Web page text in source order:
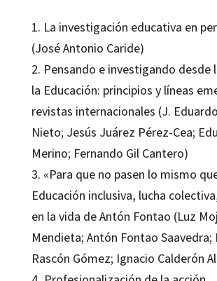
1. La investigación educativa en
(José Antonio Caride)
2. Pensando e investigando desde
la Educación: principios y líneas
revistas internacionales (J.
Nieto; Jesús Juárez Pérez-Cea;
Merino; Fernando Gil Cantero)
3. «Para que no pasen lo mismo
Educación inclusiva, lucha
en la vida de Antón Fontao (Luz
Mendieta; Antón Fontao Saavedra;
Rascón Gómez; Ignacio Calderón